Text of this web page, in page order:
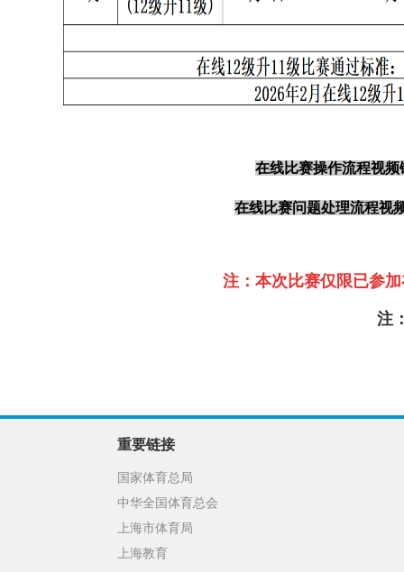
在线比赛操作流程视频
在线比赛问题处理流程视
注：本次比赛仅限已参
注
重要链接
国家体育总局
中华全国体育总会
上海市体育局
上海教育